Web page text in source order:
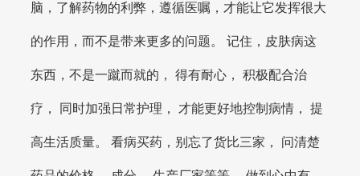
脑，了解药物的利弊，遵循医嘱，才能让它发挥很大
的作用，而不是带来更多的问题。 记住，皮肤病这
东西，不是一蹴而就的， 得有耐心， 积极配合治
疗， 同时加强日常护理， 才能更好地控制病情， 提
高生活质量。 看病买药，别忘了货比三家， 问清楚